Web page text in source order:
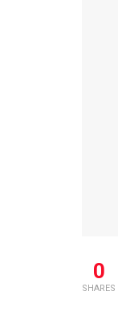
0
SHARES